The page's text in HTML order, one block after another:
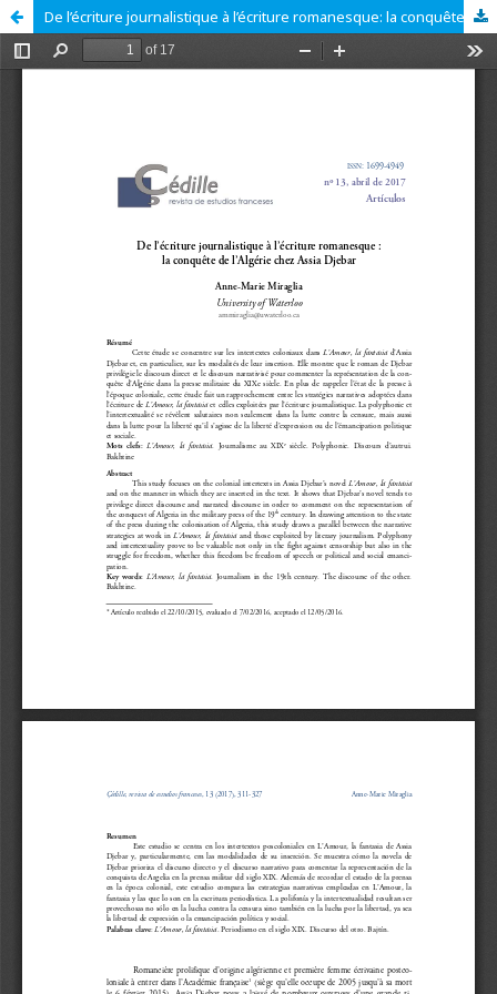
De l’écriture journalistique à l’écriture romanesque: la conquête de l’Algérie chez Assia Djebar